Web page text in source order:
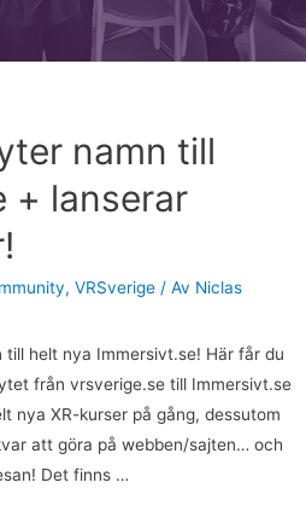
namn till
+ lanserar
, VRSverige / Av Niclas
helt nya Immersivt.se! Här får du
från vrsverige.se till Immersivt.se
nya XR-kurser på gång, dessutom
att göra på webben/sajten… och
Det finns …